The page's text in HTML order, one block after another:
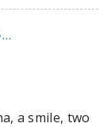
a smile, two